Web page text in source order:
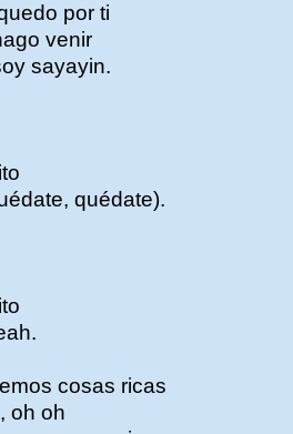
por ti
venir
sayayin.
quédate).
cosas ricas
oh oh